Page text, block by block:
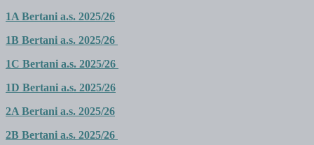
1A Bertani a.s. 2025/26
1B Bertani a.s. 2025/26
1C Bertani a.s. 2025/26
1D Bertani a.s. 2025/26
2A Bertani a.s. 2025/26
2B Bertani a.s. 2025/26